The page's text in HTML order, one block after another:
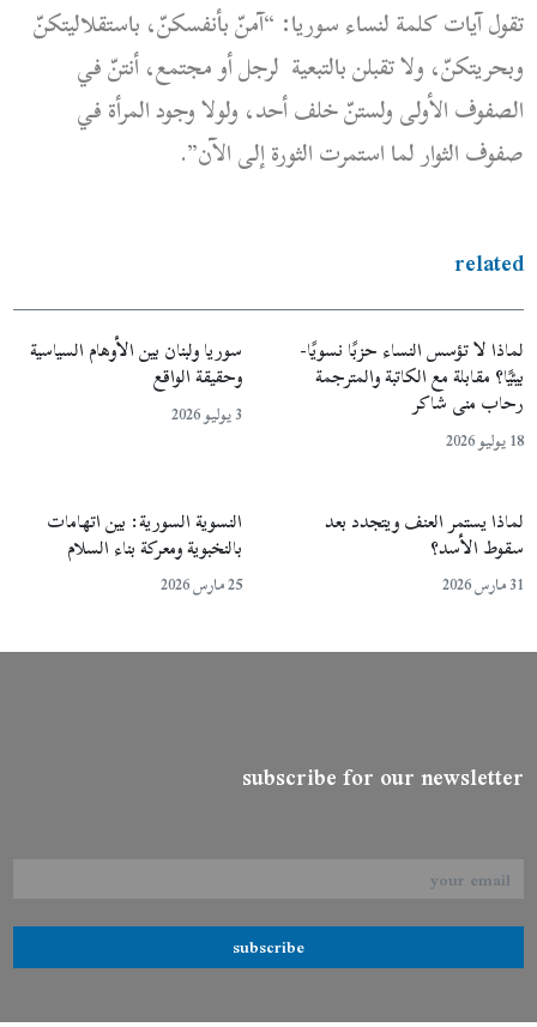
تقول آيات كلمة لنساء سوريا:“آمنّ بأنفسكنّ،باستقلاليتكنّ
وبحريتكنّ، ولا تقبلن بالتبعية لرجل أو مجتمع، أنتنّ في
الصفوف الأولى ولستنّ خلف أحد، ولولا وجود المرأة في
صفوف الثوار لما استمرت الثورة إلى الآن”.
related
لماذا لا تؤسس النساء حزبًا نسويًا-
بيئيًا؟ مقابلة مع الكاتبة والمترجمة
رحاب منى شاكر
18 يوليو 2026
سوريا ولبنان بين الأوهام السياسية
وحقيقة الواقع
لماذا يستمر العنف ويتجدد بعد
سقوط الأسد؟
31 مارس 2026
النسوية السورية: بين اتهامات
بالنخبوية ومعركة بناء السلام
25 مارس 2026
subscribe for our newsletter
subscribe